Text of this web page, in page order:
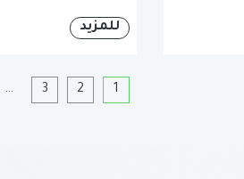
للمزيد
1
2
3
…